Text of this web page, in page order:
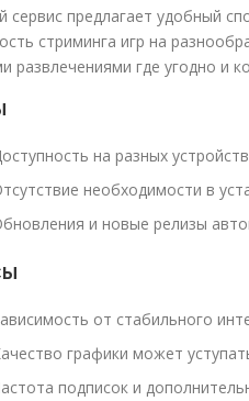
сервис предлагает удобный
стриминга игр на
развлечениями где угодно и
на разных
необходимости в
и новые релизы
от стабильного
графики может
подписок и